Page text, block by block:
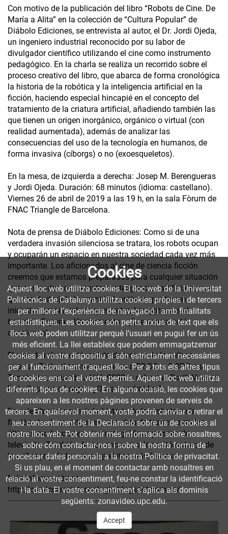
Con motivo de la publicación del libro “Robots de Cine. De
María a Alita” en la colección de “Cultura Popular” de
Diábolo Ediciones, se entrevista al autor, el Dr. Jordi Ojeda,
un ingeniero industrial reconocido por su labor de
divulgador científico utilizando el cine como instrumento
pedagógico. En la charla se realiza un recorrido sobre el
proceso creativo del libro, que abarca de forma cronológica
la historia de la robótica y la inteligencia artificial en la
ficción, haciendo especial hincapié en el concepto del
tratamiento de la criatura artificial, añadiendo también las
que tienen un origen inorgánico, orgánico o virtual (con
realidad aumentada), además de analizar las
consecuencias del uso de la tecnología en humanos, de
forma invasiva (cíborgs) o no (exoesqueletos).
En la mesa, de izquierda a derecha: Josep M. Berengueras
y Jordi Ojeda. Duración: 68 minutos (idioma: castellano).
Viernes 26 de abril de 2019 a las 19 h, en la sala Fòrum de
FNAC Triangle de Barcelona.
Nota de prensa de Diábolo Ediciones: Como si de una
verdadera invasión silenciosa se tratara, los robots ocupan
y ocuparán un espacio en nuestra sociedad cada vez más
importante. Los aficionados al cine de ciencia ficción
creemos que estamos preparados para cualquier situación
que nos podamos encontrar: inteligencias artificiales que
quieren destruir la humanidad, prótesis que tienen
iniciativa propia, robots que pretenden quitarnos el
trabajo... Espera... Un momento... ¡Que eso ya está
ocurriendo!
El cine de robots está repleto de iconos de la cultura
popular. Todo el mundo reconoce a R2-D2, a C-3PO o a
Terminator, recuerda a HAL 9000, o sabe que Darth Vader y
RoboCop son cíborgs... ¿O eran androides?
En este libro, conoceránla historia de los robots en la
ficción, desde su origen en una obra de teatro hasta las
últimas producciones cinematográficas y series de
televisión. También de sus ancestros, los autómatas; y de
los cíborgs y de los exoesqueletos más famosos.
Más información en:
http://comiccienciatecnologia.blogspot.com.es/
Cookies
Aquest lloc web utilitza cookies. El lloc web de la Universitat
Politècnica de Catalunya utilitza cookies pròpies i de tercers
per millorar l’experiència de navegació i amb finalitats
estadístiques. Les cookies són petits arxius de text que els
llocs web poden utilitzar perquè l’usuari en pugui fer un ús
més eficient. La llei estableix que podem emmagatzemar
cookies al vostre dispositiu si són estrictament necessàries
per al funcionament d'aquest lloc. Per a tots els altres tipus
de cookies ens cal el vostre permís. Aquest lloc web utilitza
diferents tipus de cookies. En alguna ocasió, les cookies que
apareixen a les nostres pàgines provenen de serveis de
tercers. En qualsevol moment, vostè podrà canviar o retirar el
seu consentiment de la Declaració sobre ús de cookies al
nostre lloc web. Pot obtenir més informació sobre nosaltres,
sobre cóm contactar-nos i sobre la nostra forma de
processar dates personals a la nostra Política de privacitat.
Si us plau, en el moment de contactar amb nosaltres en
relació al vostre consentiment, feu-ne constar la identificació
i la data. El vostre consentiment s'aplica als dominis
següents: zonavideo.upc.edu.
Accept